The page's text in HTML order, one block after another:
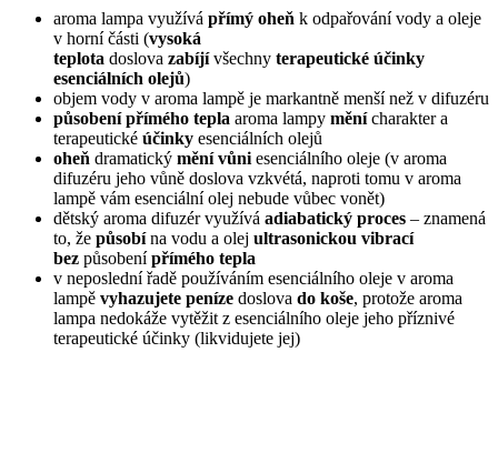
aroma lampa využívá přímý oheň k odpařování vody a oleje
v horní části (vysoká
teplota doslova zabíjívšechny terapeutické účinky
esenciálních olejů)
objem vody v aroma lampě je markantně menší než v difuzéru
působení přímého tepla aroma lampy měnícharakter a
terapeutické účinky esenciálních olejů
oheň dramatický mění vůni esenciálního oleje (v aroma
difuzéru jeho vůně doslova vzkvétá, naproti tomu v aroma
lampě vám esenciální olej nebude vůbec vonět)
dětský aroma difuzér využívá adiabatický proces – znamená
to, že působína vodu a olej ultrasonickou vibrací
bez působenípřímého tepla
v neposlední řadě používáním esenciálního oleje v aroma
lampě vyhazujete peníze doslova do koše, protože aroma
lampa nedokáže vytěžit z esenciálního oleje jeho příznivé
terapeutické účinky (likvidujete jej)